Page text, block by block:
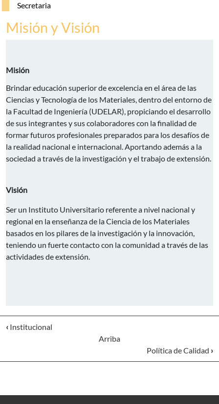
Secretaria
Misión y Visión
Misión
Brindar educación superior de excelencia en el área de las
Ciencias y Tecnología de los Materiales, dentro del entorno de
la Facultad de Ingeniería (UDELAR), propiciando el desarrollo
de sus integrantes y sus colaboradores con la finalidad de
formar futuros profesionales preparados para los desafíos de
la realidad nacional e internacional. Aportando además a la
sociedad a través de la investigación y el trabajo de extensión.
Visión
Ser un Instituto Universitario referente a nivel nacional y
regional en la enseñanza de la Ciencia de los Materiales
basados en los pilares de la investigación y la innovación,
teniendo un fuerte contacto con la comunidad a través de las
actividades de extensión.
‹ Institucional
Arriba
Política de Calidad ›